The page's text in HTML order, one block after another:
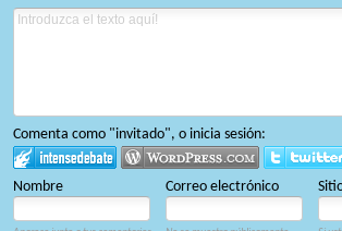
Comenta como "invitado", o inicia sesión:
Nombre Correo electrónico